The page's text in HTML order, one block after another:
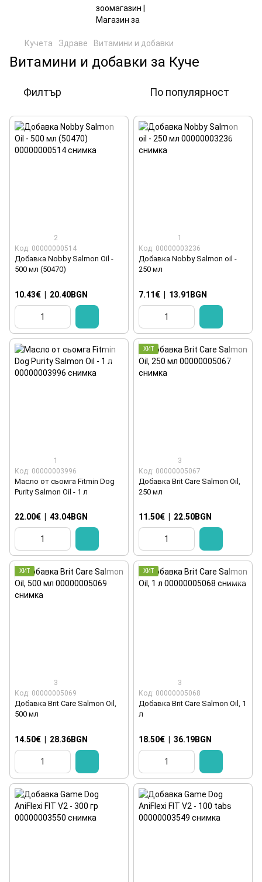
Кучета Здраве Витамини и добавки
Витамини и добавки за Куче
Филтър По популярност
2
Код: 00000000514
Добавка Nobby Salmon Oil -
500 мл (50470)
10.43€ 20.40BGN
1
Код: 00000003236
Добавка Nobby Salmon oil -
250 мл
7.11€ 13.91BGN
1
Код: 00000003996
Масло от сьомга Fitmin Dog
Purity Salmon Oil - 1 л
22.00€ 43.04BGN
ХИТ
3
Код: 00000005067
Добавка Brit Care Salmon Oil,
250 мл
11.50€ 22.50BGN
ХИТ
3
Код: 00000005069
Добавка Brit Care Salmon Oil,
500 мл
14.50€ 28.36BGN
ХИТ
3
Код: 00000005068
Добавка Brit Care Salmon Oil, 1
л
18.50€ 36.19BGN